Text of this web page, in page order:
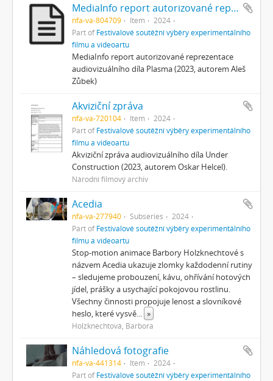
MediaInfo report autorizované reprezentace
nfa-va-804709 Item
2024
Part ofFestivalové soutěžní výběry experimentálního
filmu a videoartu
MediaInfo report autorizované reprezentace
audiovizuálního díla Plasma (2023, autorem Aleš
Zůbek)
Akviziční zpráva
nfa-va-720104 Item
2024
Part ofFestivalové soutěžní výběry experimentálního
filmu a videoartu
Akviziční zpráva audiovizuálního díla Under
Construction (2023, autorem Oskar Helcel).
Národní filmový archiv
Acedia
nfa-va-277940 Subseries
2024
Part ofFestivalové soutěžní výběry experimentálního
filmu a videoartu
Stop-motion animace Barbory Holzknechtové s
názvem Acedia ukazuje zlomky každodenní rutiny
– sledujeme probouzení, kávu, ohřívání hotových
jídel, prášky a usychající pokojovou rostlinu.
Všechny činnosti propojuje lenost a slovníkové
heslo, které vysvě... »
Holzknechtová, Barbora
Náhledová fotografie
nfa-va-441314 Item
2024
Part ofFestivalové soutěžní výběry experimentálního